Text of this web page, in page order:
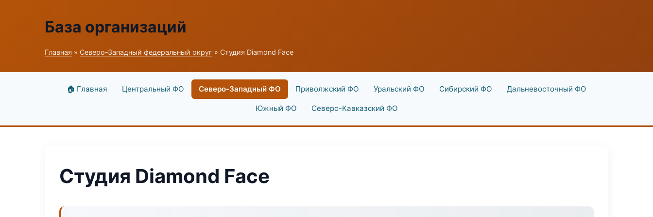
База организаций
Главная » Северо-Западный федеральный округ » Студия Diamond Face
🏠 Главная Центральный ФО Северо-Западный ФО Приволжский ФО Уральский ФО Сибирский ФО Дальневосточный ФО
Южный ФО Северо-Кавказский ФО
Студия Diamond Face